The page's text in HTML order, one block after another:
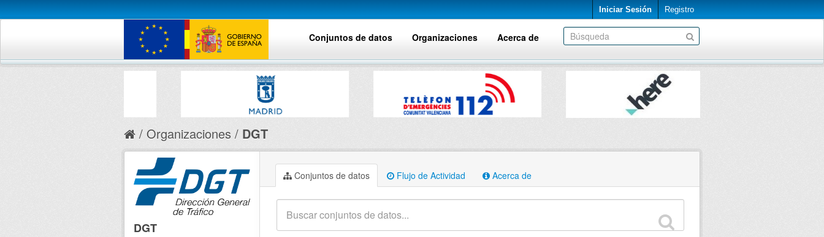
Iniciar Sesión Registro
Conjuntos de datos Organizaciones Acerca de
Organizaciones DGT
Conjuntos de datos Flujo de Actividad Acerca de
DGT